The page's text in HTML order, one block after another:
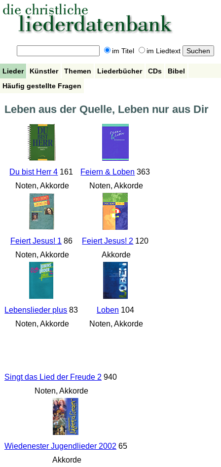
im Titel im Liedtext
Lieder Künstler Themen Liederbücher CDs
Bibel
Häufig gestellte Fragen
Leben aus der Quelle, Leben nur aus Dir
Du bist Herr 4 161
Noten, Akkorde
Feiern & Loben 363
Noten, Akkorde
Feiert Jesus! 1 86
Noten, Akkorde
Feiert Jesus! 2 120
Akkorde
Lebenslieder plus 83
Noten, Akkorde
Loben 104
Noten, Akkorde
Singt das Lied der Freude 2 940
Noten, Akkorde
Wiedenester Jugendlieder 2002 65
Akkorde